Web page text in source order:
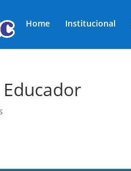
Home Institucional